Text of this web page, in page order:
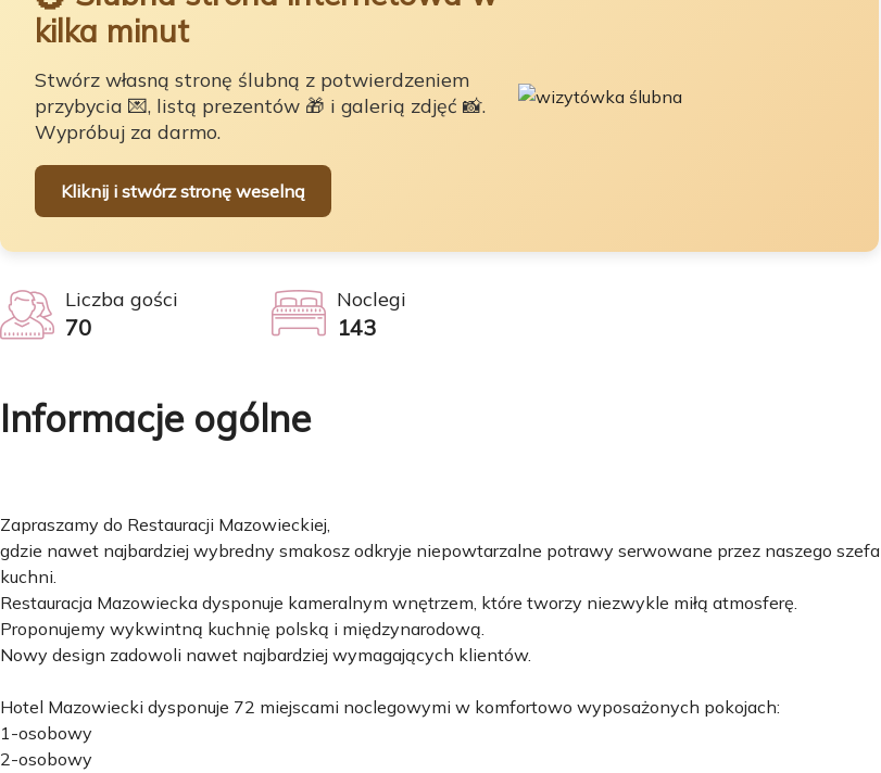
kilka minut
Stwórz własną stronę ślubną z potwierdzeniem
przybycia 💌, listą prezentów 🎁 i galerią zdjęć 📸.
Wypróbuj za darmo.
Kliknij i stwórz stronę weselną
Liczba gości
70
Noclegi
143
Informacje ogólne
Zapraszamy do Restauracji Mazowieckiej,
gdzie nawet najbardziej wybredny smakosz odkryje niepowtarzalne potrawy serwowane przez naszego szefa
kuchni.
Restauracja Mazowiecka dysponuje kameralnym wnętrzem, które tworzy niezwykle miłą atmosferę.
Proponujemy wykwintną kuchnię polską i międzynarodową.
Nowy design zadowoli nawet najbardziej wymagających klientów.
Hotel Mazowiecki dysponuje 72 miejscami noclegowymi w komfortowo wyposażonych pokojach:
1-osobowy
2-osobowy